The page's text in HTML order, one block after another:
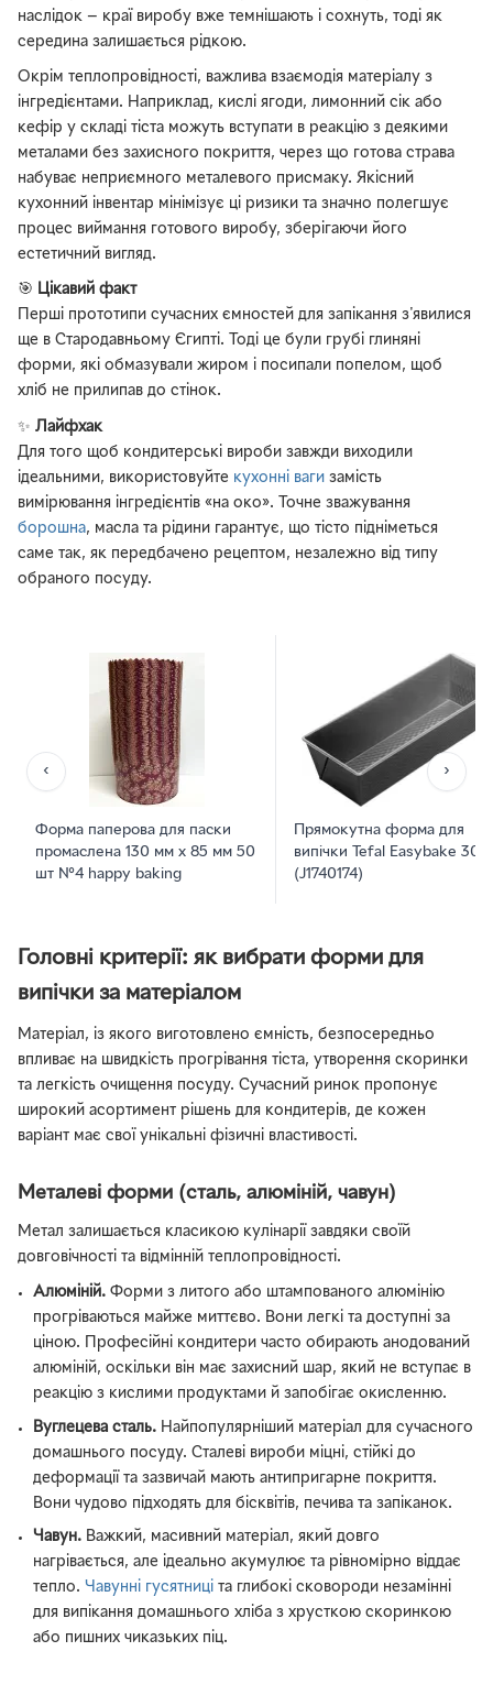
наслідок — краї виробу вже темнішають і сохнуть, тоді як
середина залишається рідкою.
Окрім теплопровідності, важлива взаємодія матеріалу з
інгредієнтами. Наприклад, кислі ягоди, лимонний сік або
кефір у складі тіста можуть вступати в реакцію з деякими
металами без захисного покриття, через що готова страва
набуває неприємного металевого присмаку. Якісний
кухонний інвентар мінімізує ці ризики та значно полегшує
процес виймання готового виробу, зберігаючи його
естетичний вигляд.
🎯
Цікавий факт
Перші прототипи сучасних ємностей для запікання з'явилися
ще в Стародавньому Єгипті. Тоді це були грубі глиняні
форми, які обмазували жиром і посипали попелом, щоб
хліб не прилипав до стінок.
✨ Лайфхак
Для того щоб кондитерські вироби завжди виходили
ідеальними, використовуйте кухонні ваги замість
вимірювання інгредієнтів «на око». Точне зважування
борошна, масла та рідини гарантує, що тісто підніметься
саме так, як передбачено рецептом, незалежно від типу
обраного посуду.
‹
Форма паперова для паски
промаслена 130 мм х 85 мм 50
шт №4 happy baking
Прямокутна форма для
випічки Tefal Easybake 30
(J1740174)
›
Головні критерії: як вибрати форми для
випічки за матеріалом
Матеріал, із якого виготовлено ємність, безпосередньо
впливає на швидкість прогрівання тіста, утворення скоринки
та легкість очищення посуду. Сучасний ринок пропонує
широкий асортимент рішень для кондитерів, де кожен
варіант має свої унікальні фізичні властивості.
Металеві форми (сталь, алюміній, чавун)
Метал залишається класикою кулінарії завдяки своїй
довговічності та відмінній теплопровідності.
Алюміній. Форми з литого або штампованого алюмінію
прогріваються майже миттєво. Вони легкі та доступні за
ціною. Професійні кондитери часто обирають анодований
алюміній, оскільки він має захисний шар, який не вступає в
реакцію з кислими продуктами й запобігає окисленню.
Вуглецева сталь. Найпопулярніший матеріал для сучасного
домашнього посуду. Сталеві вироби міцні, стійкі до
деформації та зазвичай мають антипригарне покриття.
Вони чудово підходять для бісквітів, печива та запіканок.
Чавун. Важкий, масивний матеріал, який довго
нагрівається, але ідеально акумулює та рівномірно віддає
тепло.Чавунні гусятниці та глибокі сковороди незамінні
для випікання домашнього хліба з хрусткою скоринкою
або пишних чиказьких піц.